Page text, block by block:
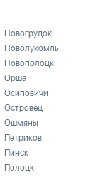
Новогрудок
Новолукомль
Новополоцк
Орша
Осиповичи
Островец
Ошмяны
Петриков
Пинск
Полоцк